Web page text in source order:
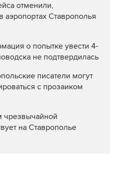
отменили,
Ставрополья
о попытке увести 4-
не подтвердилась
писатели могут
с прозаиком
чрезвычайной
на Ставрополье